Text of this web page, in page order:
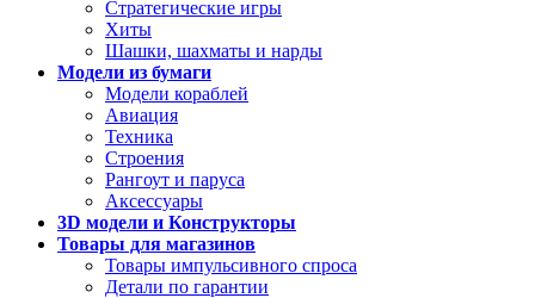
Стратегические игры
Хиты
Шашки, шахматы и нарды
Модели из бумаги
Модели кораблей
Авиация
Техника
Строения
Рангоут и паруса
Аксессуары
3D модели и Конструкторы
Товары для магазинов
Товары импульсивного спроса
Детали по гарантии